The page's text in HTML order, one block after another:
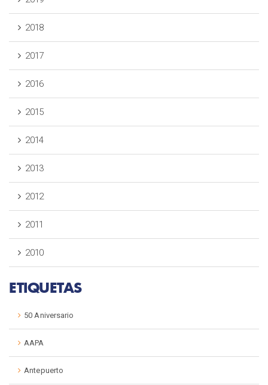
2018
2017
2016
2015
2014
2013
2012
2011
2010
ETIQUETAS
50 Aniversario
AAPA
Antepuerto